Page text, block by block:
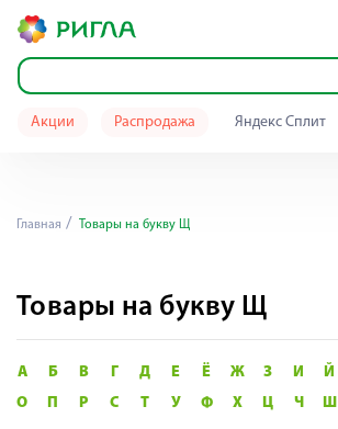
Акции Распродажа Яндекс Сплит
Главная Товары на букву Щ
Товары на букву Щ
А Б В Г Д Е Ё Ж З И Й
О
П Р С Т У Ф Х Ц Ч Ш